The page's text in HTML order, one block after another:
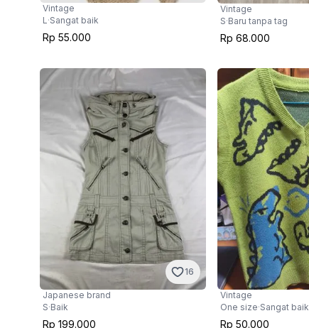
Vintage
L·Sangat baik
Rp 55.000
Vintage
S·Baru tanpa tag
Rp 68.000
16
Japanese brand
S·Baik
Rp 199.000
Vintage
One size·Sangat baik
Rp 50.000